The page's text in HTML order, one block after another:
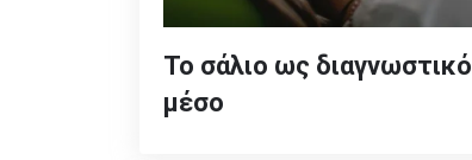
Το σάλιο ως διαγνωστικό
μέσο